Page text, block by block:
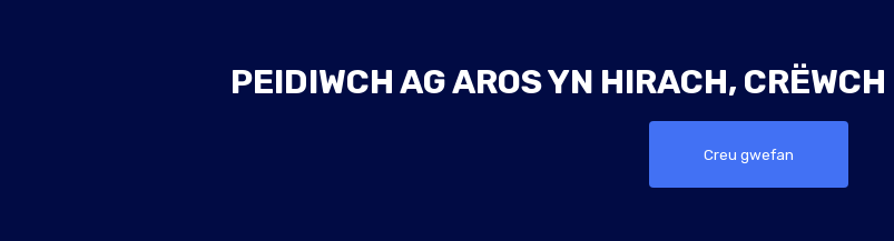
PEIDIWCH AG AROS YN HIRACH,
Creu gwefan